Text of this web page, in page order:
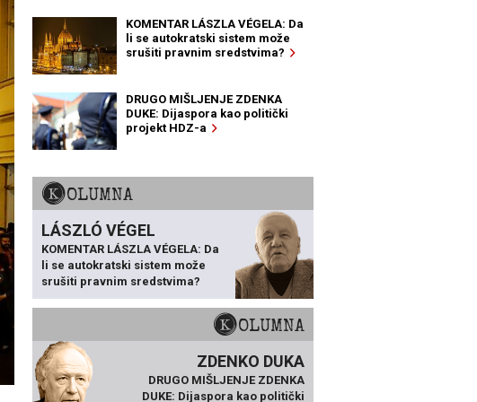
KOMENTAR LÁSZLA VÉGELA: Da
li se autokratski sistem može
srušiti pravnim sredstvima?
DRUGO MIŠLJENJE ZDENKA
DUKE: Dijaspora kao politički
projekt HDZ-a
KOLUMNA
LÁSZLÓ VÉGEL
KOMENTAR LÁSZLA VÉGELA: Da
li se autokratski sistem može
srušiti pravnim sredstvima?
KOLUMNA
ZDENKO DUKA
DRUGO MIŠLJENJE ZDENKA
DUKE: Dijaspora kao politički